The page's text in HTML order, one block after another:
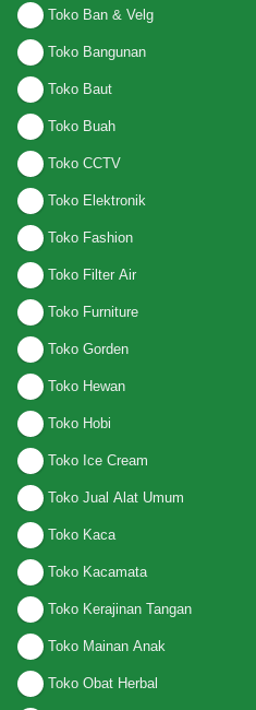
Toko Ban & Velg
Toko Bangunan
Toko Baut
Toko Buah
Toko CCTV
Toko Elektronik
Toko Fashion
Toko Filter Air
Toko Furniture
Toko Gorden
Toko Hewan
Toko Hobi
Toko Ice Cream
Toko Jual Alat Umum
Toko Kaca
Toko Kacamata
Toko Kerajinan Tangan
Toko Mainan Anak
Toko Obat Herbal